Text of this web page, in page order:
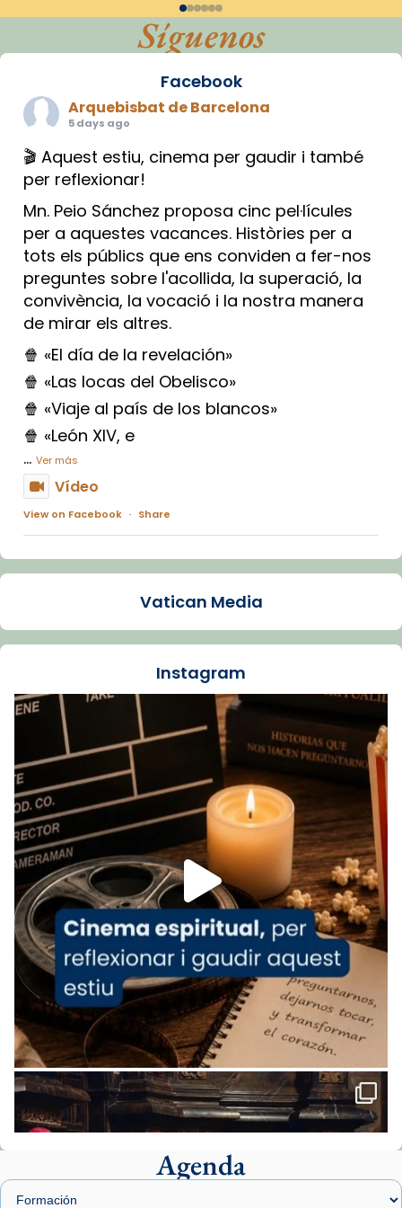
Síguenos
Facebook
Arquebisbat de Barcelona
5 days ago
🎬 Aquest estiu, cinema per gaudir i també
per reflexionar!
Mn. Peio Sánchez proposa cinc pel·lícules
per a aquestes vacances. Històries per a
tots els públics que ens conviden a fer-nos
preguntes sobre l'acollida, la superació, la
convivència, la vocació i la nostra manera
de mirar els altres.
🍿 «El día de la revelación»
🍿 «Las locas del Obelisco»
🍿 «Viaje al país de los blancos»
🍿 «León XIV, e
... Ver más
Vídeo
View on Facebook · Share
Arquebisbat de Barcelona
La Carmina va patir depressió. Fa gairebé
dos mesos, a l'Estadi Lluís Companys, la
Recupera l'entrevista comp
Vatican
tican News 👇
www.vaticannews.va/es/iglesia/news/2026-
07/carmina-historia-depresion-papa-viaje-
espana-testimoni...
Foto
View on Facebook · Share
Arquebisbat de Barcelona
2 weeks ago
«Avui les santes Juliana i Semproniana ens
ajuden a alçar la mirada»
Mons. Sergi Gordo, bisbe de Tortosa, ha
presidit aquest 27 de juliol la missa de Les
Santes de Mataró.
🔗tinyurl.com/cvu5jmbk
📸 J. Merino
Vatican Media
Instagram
Agenda